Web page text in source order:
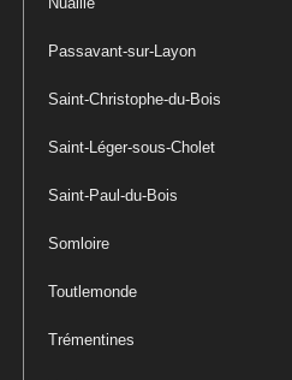
Passavant-sur-Layon
Saint-Christophe-du-Bois
Saint-Léger-sous-Cholet
Saint-Paul-du-Bois
Somloire
Toutlemonde
Trémentines